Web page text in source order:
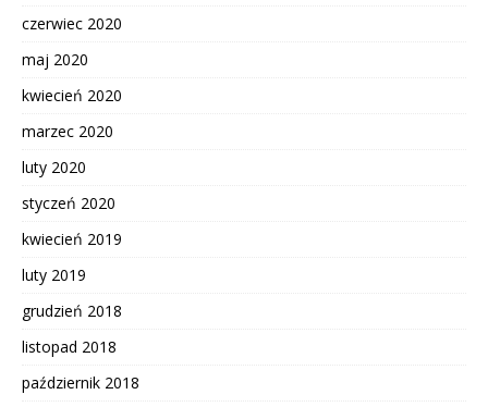
czerwiec 2020
maj 2020
kwiecień 2020
marzec 2020
luty 2020
styczeń 2020
kwiecień 2019
luty 2019
grudzień 2018
listopad 2018
październik 2018